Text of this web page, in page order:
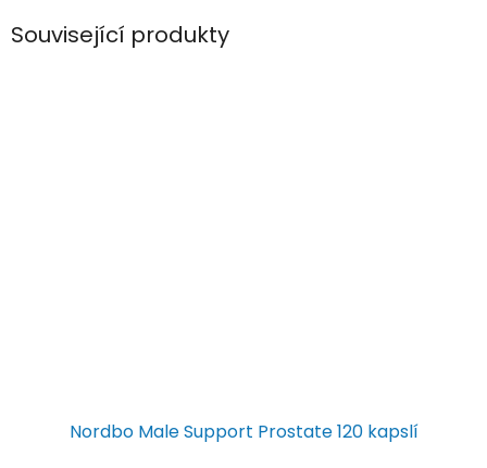
Související produkty
Nordbo Male Support Prostate 120 kapslí